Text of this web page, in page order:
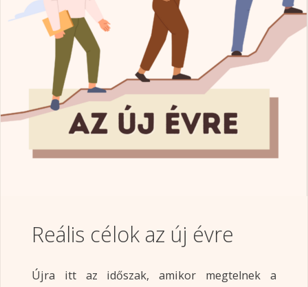
Reális célok az új évre
Újra itt az időszak, amikor megtelnek a